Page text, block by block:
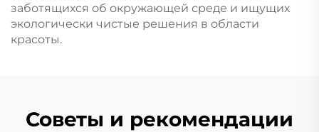
заботящихся об окружающей среде и ищущих
экологически чистые решения в области
красоты.
Советы и рекомендации